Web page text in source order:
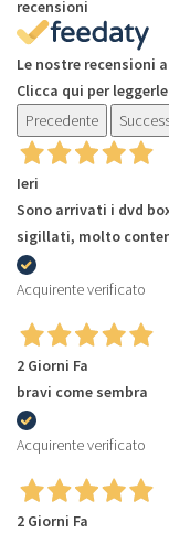
recensioni
Le nostre recensioni
Clicca qui per
Precedente
Ieri
Sono arrivati i dvd
sigillati, molto
Acquirente verificato
2 Giorni Fa
bravi come sembra
Acquirente verificato
2 Giorni Fa